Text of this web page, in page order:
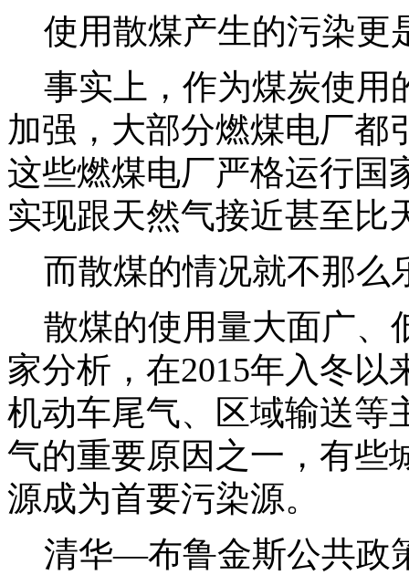
使用散煤产生的污染更
事实上，作为煤炭使用
加强，大部分燃煤电厂都
这些燃煤电厂严格运行国
实现跟天然气接近甚至比
而散煤的情况就不那么
散煤的使用量大面广、
家分析，在2015年入冬
机动车尾气、区域输送等
气的重要原因之一，有些
源成为首要污染源。
清华—布鲁金斯公共政